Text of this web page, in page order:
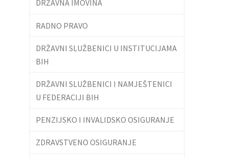
DRŽAVNA IMOVINA
RADNO PRAVO
DRŽAVNI SLUŽBENICI U INSTITUCIJAMA
BIH
DRŽAVNI SLUŽBENICI I NAMJEŠTENICI
U FEDERACIJI BIH
PENZIJSKO I INVALIDSKO OSIGURANJE
ZDRAVSTVENO OSIGURANJE